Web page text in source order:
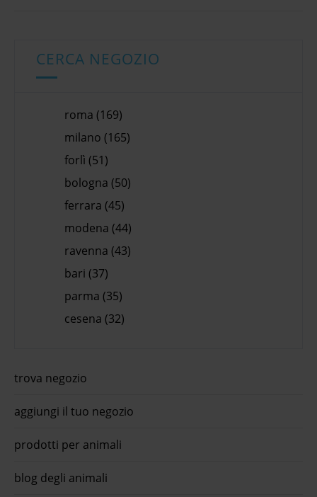
CERCA NEGOZIO
roma (169)
milano (165)
forlì (51)
bologna (50)
ferrara (45)
modena (44)
ravenna (43)
bari (37)
parma (35)
cesena (32)
trova negozio
aggiungi il tuo negozio
prodotti per animali
blog degli animali